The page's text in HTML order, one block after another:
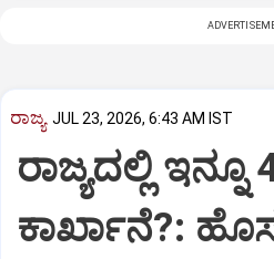
ರಾಜ್ಯ JUL 23, 2026, 6:43 AM IST
ರಾಜ್ಯದಲ್ಲಿ ಇನ್ನೂ
ಕಾರ್ಖಾನೆ?: